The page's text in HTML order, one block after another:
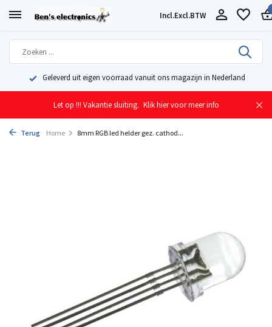
Incl.Excl.BTW
Geleverd uit eigen voorraad vanuit ons magazijn in Nederland
Let op !!! Vakantie sluiting. Klik hier voor meer info
Terug Home 8mm RGB led helder gez. cathod...